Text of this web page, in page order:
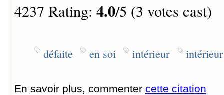
4237 Rating: 4.0/5 (3 votes cast)
défaite en soi intérieur
En savoir plus, commenter cette citation